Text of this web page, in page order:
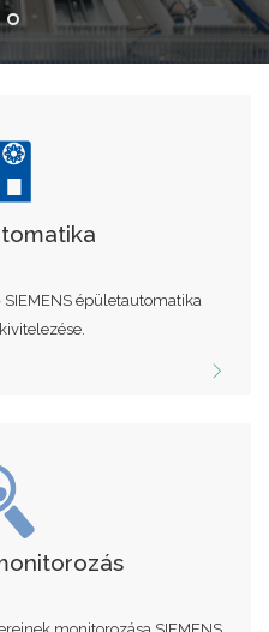
épületautomatika